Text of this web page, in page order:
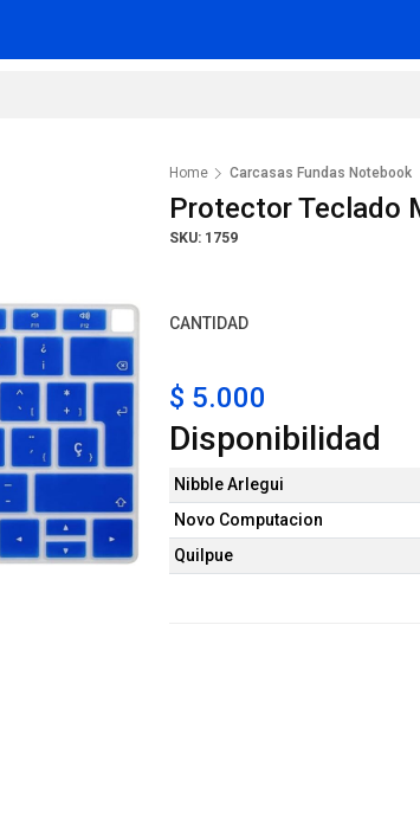
Home Carcasas Fundas Notebook
Protector Teclado
SKU: 1759
CANTIDAD
$ 5.000
Disponibilidad
Nibble Arlegui
Novo Computacion
Quilpue